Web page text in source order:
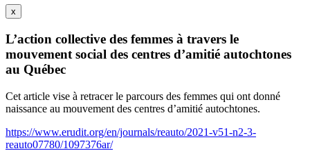
x
L’action collective des femmes à travers le
mouvement social des centres d’amitié autochtones
au Québec
Cet article vise à retracer le parcours des femmes qui ont donné
naissance au mouvement des centres d’amitié autochtones.
https://www.erudit.org/en/journals/reauto/2021-v51-n2-3-
reauto07780/1097376ar/